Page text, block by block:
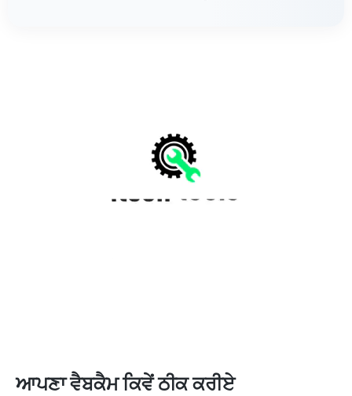
ਆਪਣਾ ਵੈਬਕੈਮ ਕਿਵੇਂ ਠੀਕ ਕਰੀਏ